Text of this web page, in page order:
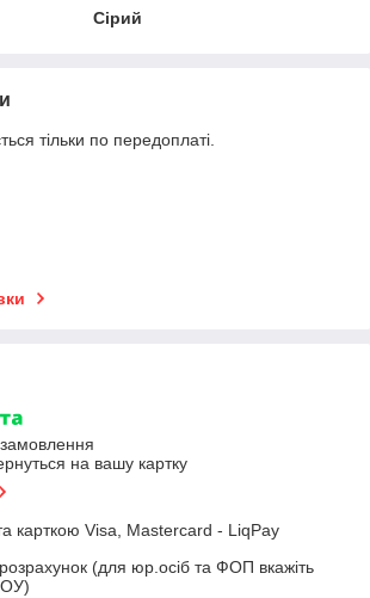
Сірий
тільки по передоплаті.
на вашу картку
карткою Visa, Mastercard - LiqPay
розрахунок (для юр.осіб та ФОП вкажіть